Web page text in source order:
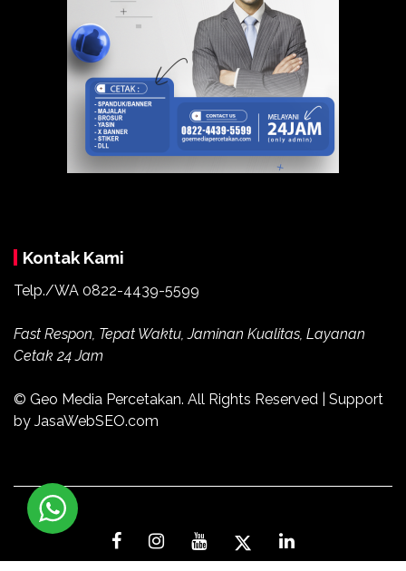
Kontak Kami
Telp./WA 0822-4439-5599
Fast Respon, Tepat Waktu, Jaminan Kualitas, Layanan
Cetak 24 Jam
© Geo Media Percetakan. All Rights Reserved | Support
by JasaWebSEO.com